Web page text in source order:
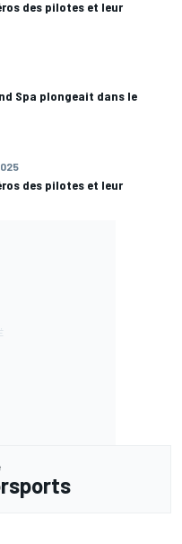
des pilotes et leur
Spa plongeait dans le
des pilotes et leur